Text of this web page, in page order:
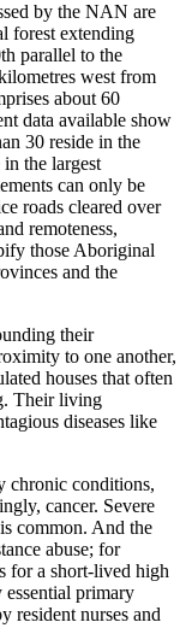
by the NAN are
forest extending
parallel to the
west from
about 60
data available show
30 reside in the
the largest
can only be
roads cleared over
remoteness,
those Aboriginal
and the
their
to one another,
houses that often
Their living
diseases like
chronic conditions,
cancer. Severe
common. And the
abuse; for
for a short-lived high
essential primary
resident nurses and